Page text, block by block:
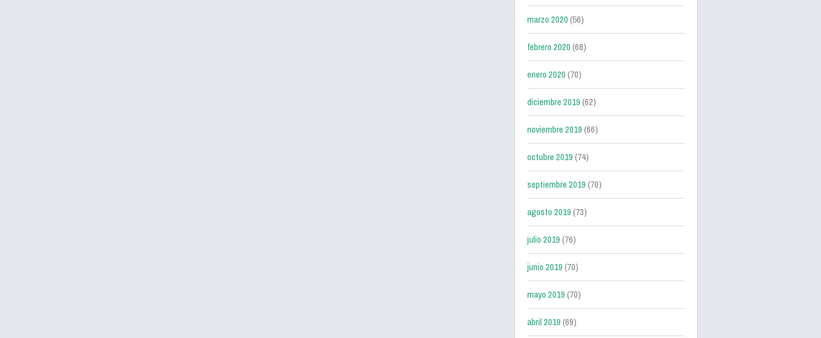
marzo 2020(56)
febrero 2020(68)
enero 2020(70)
diciembre 2019(62)
noviembre 2019(66)
octubre 2019(74)
septiembre 2019(70)
agosto 2019(73)
julio 2019(76)
junio 2019(70)
mayo 2019(70)
abril 2019(69)